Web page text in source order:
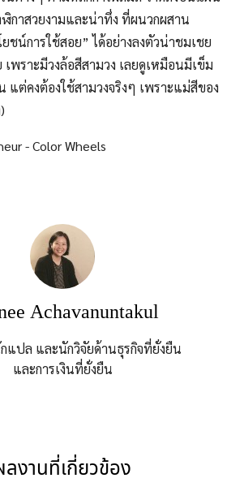
กาสวยงามและน่าทึ่ง ที่ผนวกผสาน
ชน์การใช้สอย” ได้อย่างลงตัวน่าชมเชย
พราะมีวงล้อสีสามวง เลยดูเหมือนมีเข็ม
แต่คงต้องใช้สามวงจริงๆ เพราะแม่สีของ
Achavanuntakul
แปล และนักวิจัยด้านธุรกิจที่ยั่งยืน
และการเงินที่ยั่งยืน
ลงานที่เกี่ยวข้อง